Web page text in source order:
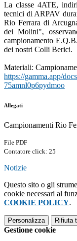
La classe 4ATE,
tecnici di ARPAV
Rio Ferrara di
dei Molini",
campionamento
dei nostri Colli Berici.
Materiali:
https://gamma.app/
75amnl0p6pydmoo
Allegati
Campionamenti Rio
File PDF
Contatore click: 25
Notizie
Questo sito o gli
cookie necessari al
COOKIE POLICY.
Personalizza Rifiuta
Gestione cookie